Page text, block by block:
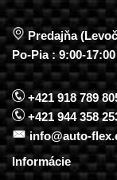
Predajňa
Po-Pia : 9:00-17:00
+421 918 789
+421 944 358
info@auto-
Informácie